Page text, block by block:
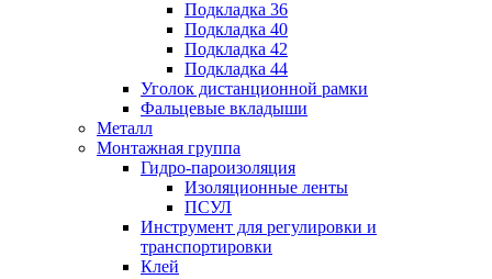
Подкладка 36
Подкладка 40
Подкладка 42
Подкладка 44
Уголок дистанционной рамки
Фальцевые вкладыши
Металл
Монтажная группа
Гидро-пароизоляция
Изоляционные ленты
ПСУЛ
Инструмент для регулировки и
транспортировки
Клей